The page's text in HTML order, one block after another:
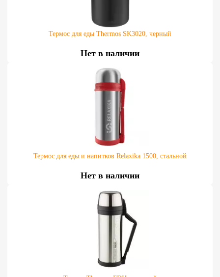
Термос для еды Thermos SK3020, черный
Нет в наличии
Термос для еды и напитков Relaxika 1500, стальной
Нет в наличии